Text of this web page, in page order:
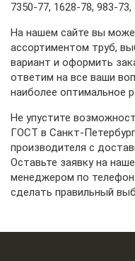
7350-77, 1628-78, 983-73,
На нашем сайте вы
ассортиментом труб,
вариант и оформить
ответим на все ваши
наиболее оптимальное
Не упустите
ГОСТ в Санкт-
производителя с
Оставьте заявку на
менеджером по
сделать правильный